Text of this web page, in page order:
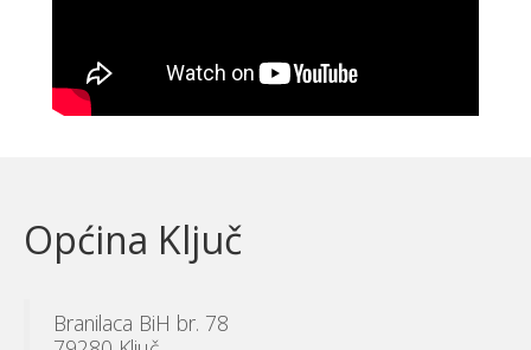
Općina Ključ
Branilaca BiH br. 78